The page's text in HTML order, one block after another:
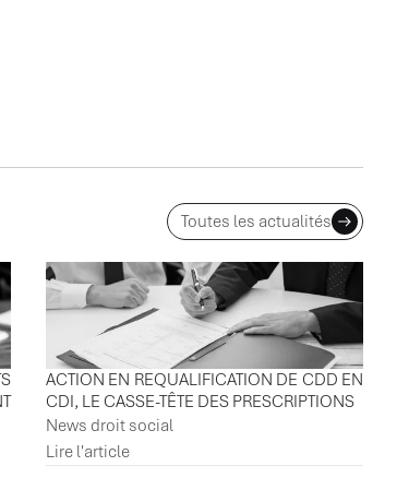
Toutes les actualités
ACTION EN REQUALIFICATION DE CDD EN
CDI, LE CASSE-TÊTE DES PRESCRIPTIONS
News droit social
Lire l'article